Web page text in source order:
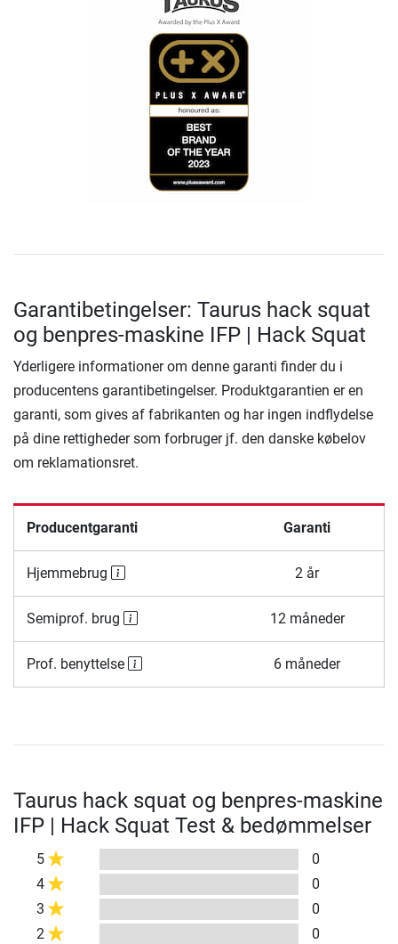
Garantibetingelser: Taurus hack squat
og benpres-maskine IFP | Hack Squat
Yderligere informationer om denne garanti finder du i
producentens garantibetingelser. Produktgarantien er en
garanti, som gives af fabrikanten og har ingen indflydelse
på dine rettigheder som forbruger jf. den danske købelov
om reklamationsret.
Producentgaranti Garanti
Hjemmebrug 2 år
Semiprof. brug 12 måneder
Prof. benyttelse 6 måneder
Taurus hack squat og benpres-maskine
IFP | Hack Squat Test & bedømmelser
5
0
4
0
3
0
2
0